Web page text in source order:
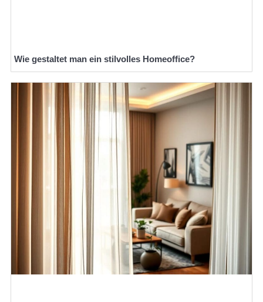
Wie gestaltet man ein stilvolles Homeoffice?